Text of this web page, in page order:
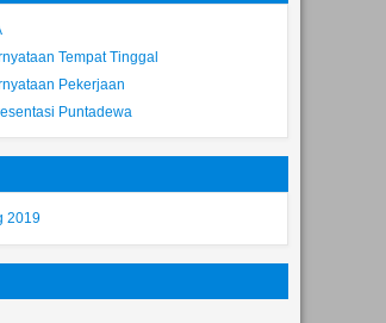
Tempat Tinggal
Pekerjaan
Puntadewa
2019